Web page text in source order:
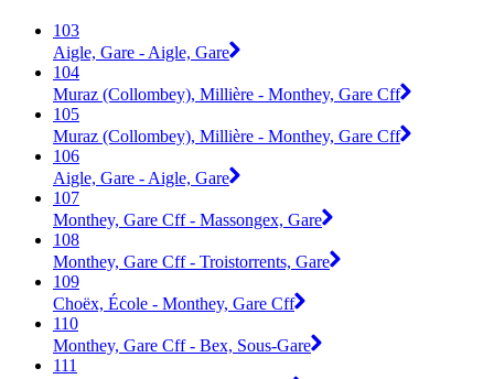
103
Aigle, Gare - Aigle, Gare
104
Muraz (Collombey), Millière - Monthey, Gare Cff
105
Muraz (Collombey), Millière - Monthey, Gare Cff
106
Aigle, Gare - Aigle, Gare
107
Monthey, Gare Cff - Massongex, Gare
108
Monthey, Gare Cff - Troistorrents, Gare
109
Choëx, École - Monthey, Gare Cff
110
Monthey, Gare Cff - Bex, Sous-Gare
111